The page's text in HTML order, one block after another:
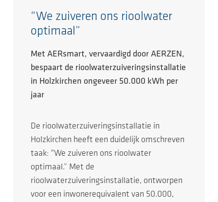
“We zuiveren ons rioolwater
optimaal”
Met AERsmart, vervaardigd door AERZEN,
bespaart de rioolwaterzuiveringsinstallatie
in Holzkirchen ongeveer 50.000 kWh per
jaar
De rioolwaterzuiveringsinstallatie in
Holzkirchen heeft een duidelijk omschreven
taak: “We zuiveren ons rioolwater
optimaal.” Met de
rioolwaterzuiveringsinstallatie, ontworpen
voor een inwonerequivalent van 50.000,